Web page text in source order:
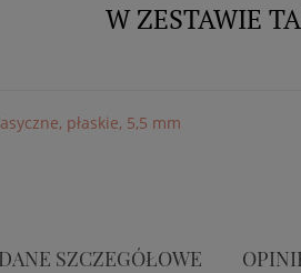
W ZESTAWIE
płaskie, 5,5 mm
DANE SZCZEGÓŁOWE